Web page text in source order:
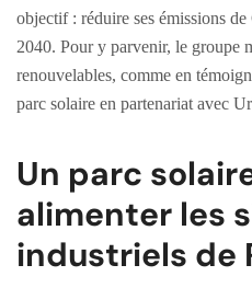
objectif : réduire ses émissions
2040. Pour y parvenir, le groupe
renouvelables, comme en
parc solaire en partenariat avec
Un parc
alimenter les
industriels de